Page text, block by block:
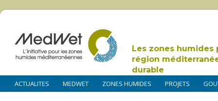
Les zones humides
région
durable
ACTUALITES MEDWET ZONES HUMIDES PROJETS